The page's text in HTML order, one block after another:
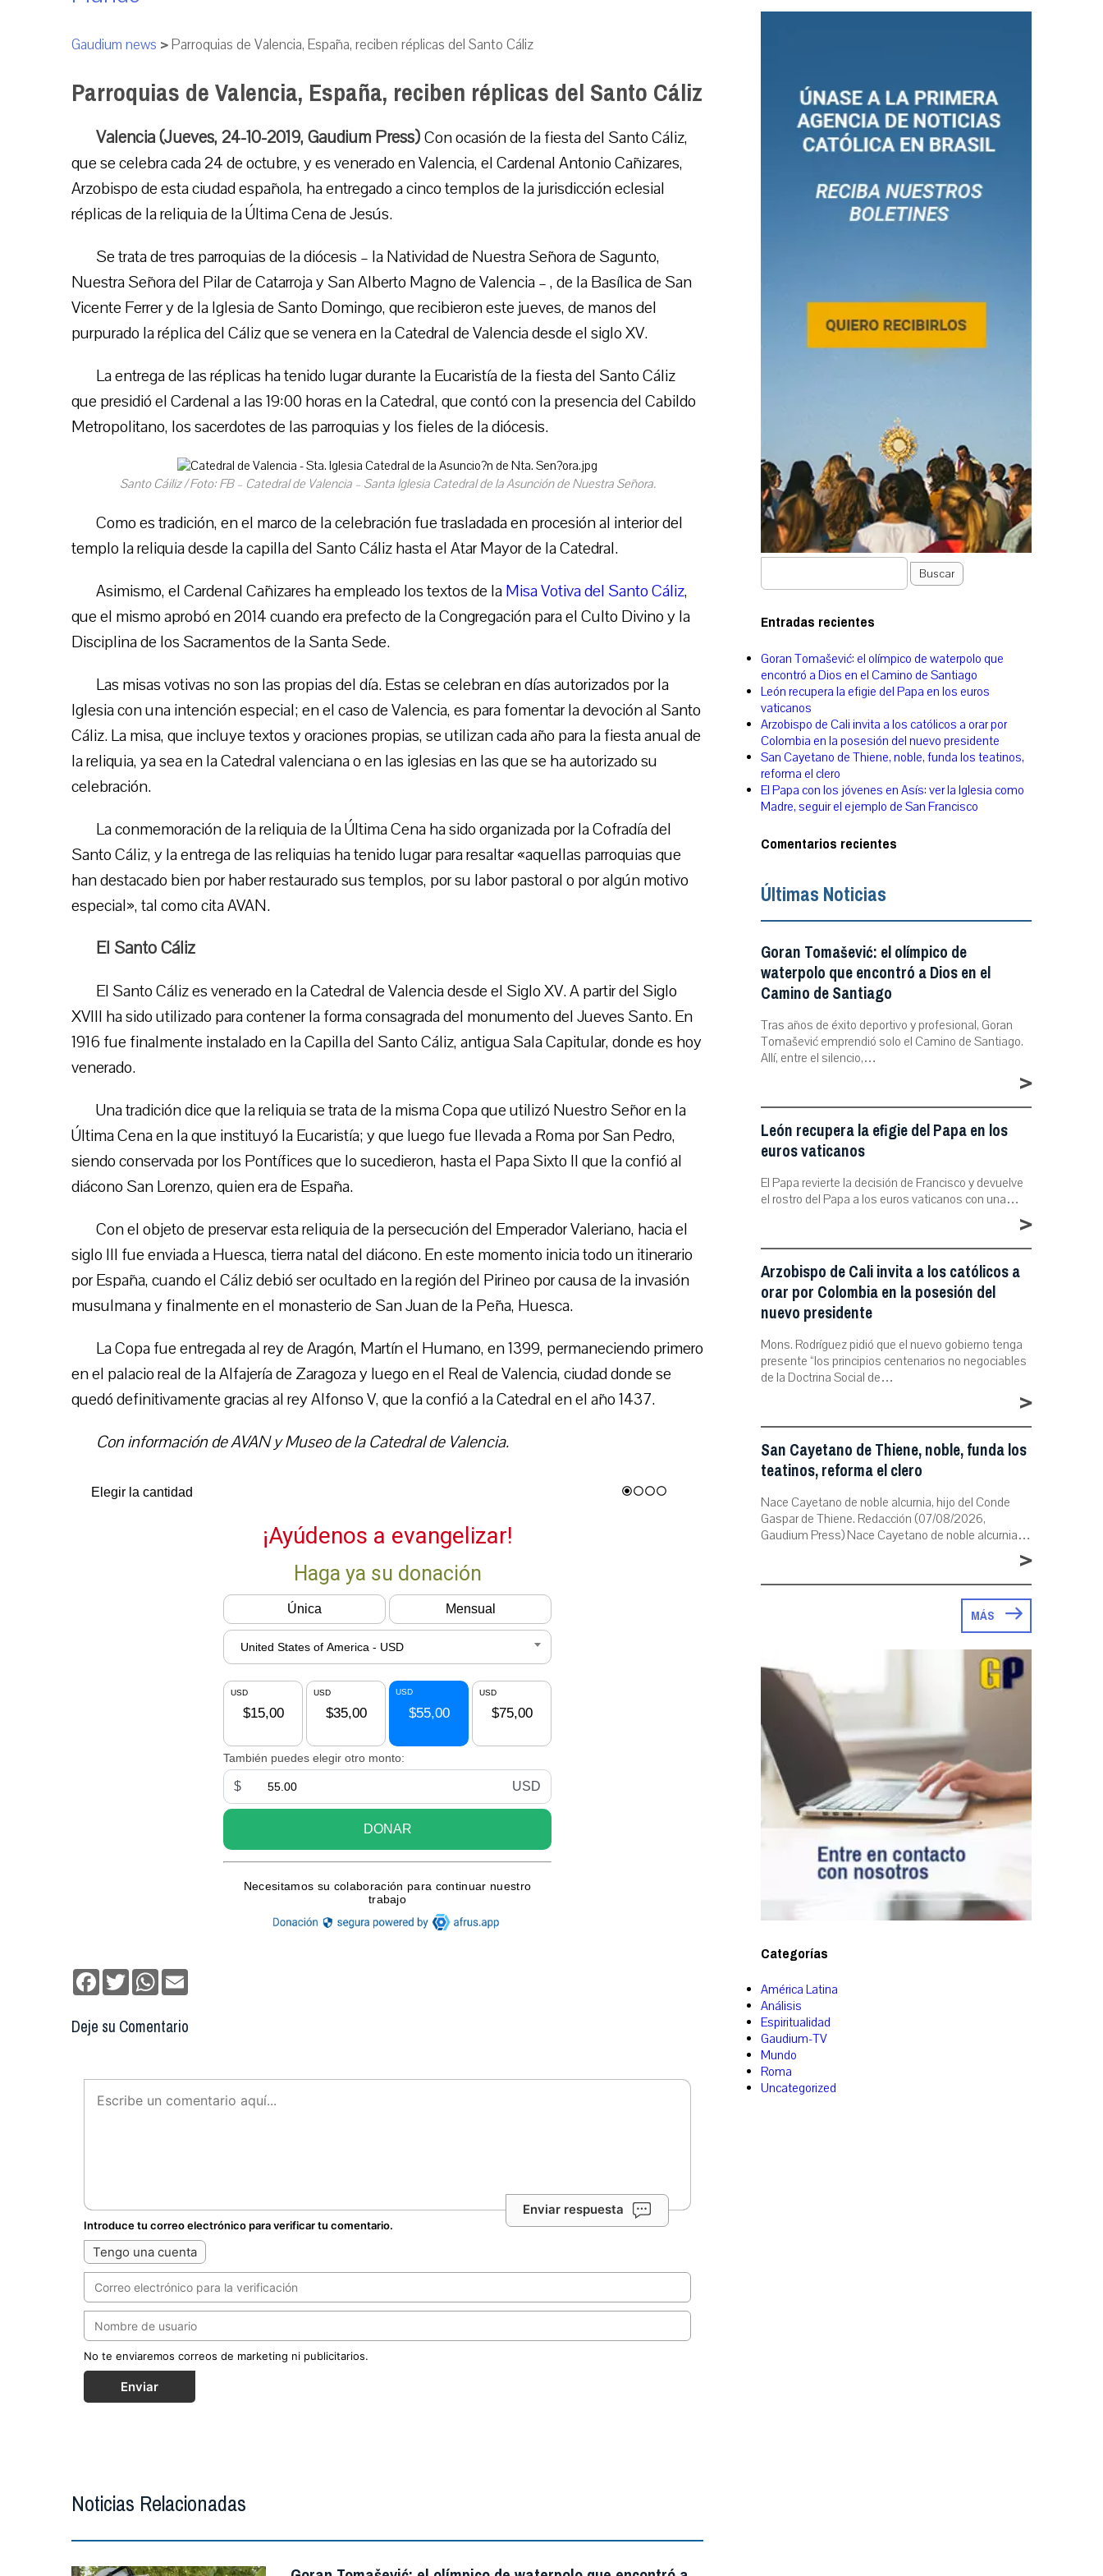
Gaudium news >Parroquias de Valencia, España, reciben réplicas del Santo Cáliz
Parroquias de Valencia, España, reciben réplicas del Santo Cáliz
Valencia (Jueves, 24-10-2019, Gaudium Press)Con ocasión de la fiesta del Santo Cáliz,
que se celebra cada 24 de octubre, y es venerado en Valencia, el Cardenal Antonio Cañizares,
Arzobispo de esta ciudad española, ha entregado a cinco templos de la jurisdicción eclesial
réplicas de la reliquia de la Última Cena de Jesús.
Se trata de tres parroquias de la diócesis – la Natividad de Nuestra Señora de Sagunto,
Nuestra Señora del Pilar de Catarroja y San Alberto Magno de Valencia – , de la Basílica de San
Vicente Ferrer y de la Iglesia de Santo Domingo, que recibieron este jueves, de manos del
purpurado la réplica del Cáliz que se venera en la Catedral de Valencia desde el siglo XV.
La entrega de las réplicas ha tenido lugar durante la Eucaristía de la fiesta del Santo Cáliz
que presidió el Cardenal a las 19:00 horas en la Catedral, que contó con la presencia del Cabildo
Metropolitano, los sacerdotes de las parroquias y los fieles de la diócesis.
Santo Cáiliz / Foto: FB – Catedral de Valencia – Santa Iglesia Catedral de la Asunción de Nuestra Señora.
Como es tradición, en el marco de la celebración fue trasladada en procesión al interior del
templo la reliquia desde la capilla del Santo Cáliz hasta el Atar Mayor de la Catedral.
Asimismo, el Cardenal Cañizares ha empleado los textos de laMisa Votiva del Santo Cáliz,
que el mismo aprobó en 2014 cuando era prefecto de la Congregación para el Culto Divino y la
Disciplina de los Sacramentos de la Santa Sede.
Las misas votivas no son las propias del día. Estas se celebran en días autorizados por la
Iglesia con una intención especial; en el caso de Valencia, es para fomentar la devoción al Santo
Cáliz. La misa, que incluye textos y oraciones propias, se utilizan cada año para la fiesta anual de
la reliquia, ya sea en la Catedral valenciana o en las iglesias en las que se ha autorizado su
celebración.
La conmemoración de la reliquia de la Última Cena ha sido organizada por la Cofradía del
Santo Cáliz, y la entrega de las reliquias ha tenido lugar para resaltar «aquellas parroquias que
han destacado bien por haber restaurado sus templos, por su labor pastoral o por algún motivo
especial», tal como cita AVAN.
El Santo Cáliz
El Santo Cáliz es venerado en la Catedral de Valencia desde el Siglo XV. A partir del Siglo
XVIII ha sido utilizado para contener la forma consagrada del monumento del Jueves Santo. En
1916 fue finalmente instalado en la Capilla del Santo Cáliz, antigua Sala Capitular, donde es hoy
venerado.
Una tradición dice que la reliquia se trata de la misma Copa que utilizó Nuestro Señor en la
Última Cena en la que instituyó la Eucaristía; y que luego fue llevada a Roma por San Pedro,
siendo conservada por los Pontífices que lo sucedieron, hasta el Papa Sixto II que la confió al
diácono San Lorenzo, quien era de España.
Con el objeto de preservar esta reliquia de la persecución del Emperador Valeriano, hacia el
siglo III fue enviada a Huesca, tierra natal del diácono. En este momento inicia todo un itinerario
por España, cuando el Cáliz debió ser ocultado en la región del Pirineo por causa de la invasión
musulmana y finalmente en el monasterio de San Juan de la Peña, Huesca.
La Copa fue entregada al rey de Aragón, Martín el Humano, en 1399, permaneciendo primero
en el palacio real de la Alfajería de Zaragoza y luego en el Real de Valencia, ciudad donde se
quedó definitivamente gracias al rey Alfonso V, que la confió a la Catedral en el año 1437.
Con información de AVAN y Museo de la Catedral de Valencia.
Facebook
TwitterWhatsApp
Deje su Comentario
Enviar respuesta
Introduce tu correo electrónico para verificar tu comentario.
Tengo una cuenta
No te enviaremos correos de marketing ni publicitarios.
Enviar
Noticias Relacionadas
Buscar
Entradas recientes
Goran Tomašević: el olímpico de waterpolo que
encontró a Dios en el Camino de Santiago
León recupera la efigie del Papa en los euros
vaticanos
Arzobispo de Cali invita a los católicos a orar por
Colombia en la posesión del nuevo presidente
San Cayetano de Thiene, noble, funda los teatinos,
reforma el clero
El Papa con los jóvenes en Asís: ver la Iglesia como
Madre, seguir el ejemplo de San Francisco
Comentarios recientes
Últimas Noticias
Goran Tomašević: el olímpico de
waterpolo que encontró a Dios en el
Camino de Santiago
Tras años de éxito deportivo y profesional, Goran
Tomašević emprendió solo el Camino de Santiago.
Allí, entre el silencio,…
>
León recupera la efigie del Papa en los
euros vaticanos
El Papa revierte la decisión de Francisco y devuelve
el rostro del Papa a los euros vaticanos con una…
>
Arzobispo de Cali invita a los católicos a
orar por Colombia en la posesión del
nuevo presidente
Mons. Rodríguez pidió que el nuevo gobierno tenga
presente “los principios centenarios no negociables
de la Doctrina Social de…
>
San Cayetano de Thiene, noble, funda los
teatinos, reforma el clero
Nace Cayetano de noble alcurnia, hijo del Conde
Gaspar de Thiene. Redacción (07/08/2026,
Gaudium Press) Nace Cayetano de noble alcurnia…
>
MÁS
Categorías
América Latina
Análisis
Espiritualidad
Gaudium-TV
Mundo
Roma
Uncategorized